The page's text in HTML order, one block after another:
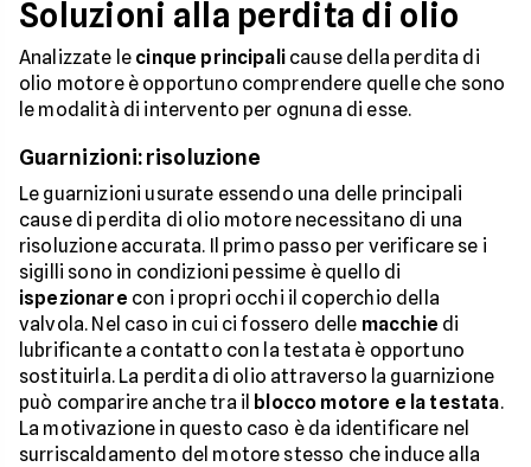
Soluzioni alla perdita di olio
Analizzate le cinque principalicause della perdita di
olio motore è opportuno comprendere quelle che sono
le modalità di intervento per ognuna di esse.
Guarnizioni: risoluzione
Le guarnizioni usurate essendo una delle principali
cause di perdita di olio motore necessitano di una
risoluzione accurata. Il primo passo per verificare se i
sigilli sono in condizioni pessime è quello di
ispezionare con i propri occhi il coperchio della
valvola. Nel caso in cui ci fossero delle macchie di
lubrificante a contatto con la testata è opportuno
sostituirla. La perdita di olio attraverso la guarnizione
può comparire anche tra il blocco motore e la testata.
La motivazione in questo caso è da identificare nel
surriscaldamento del motore stesso che induce alla